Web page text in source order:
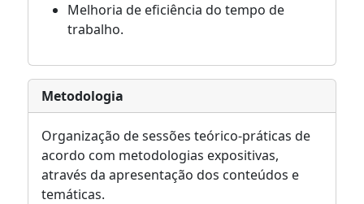
Melhoria de eficiência do tempo de
trabalho.
Metodologia
Organização de sessões teórico-práticas de
acordo com metodologias expositivas,
através da apresentação dos conteúdos e
temáticas.